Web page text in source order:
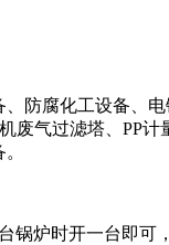
防腐化工设备、
废气过滤塔、PP
锅炉时开一台即可